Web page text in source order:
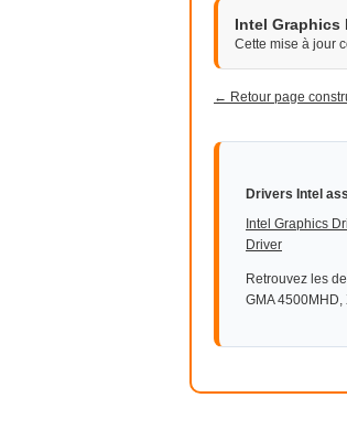
Intel Graphics
Cette mise à jour
← Retour page
Drivers Intel
Intel Graphics
Driver
Retrouvez les
GMA